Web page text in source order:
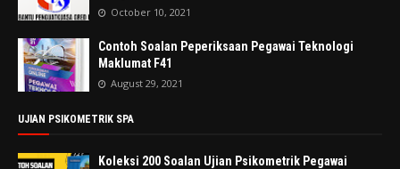
October 10, 2021
Contoh Soalan Peperiksaan Pegawai Teknologi
Maklumat F41
August 29, 2021
UJIAN PSIKOMETRIK SPA
Koleksi 200 Soalan Ujian Psikometrik Pegawai